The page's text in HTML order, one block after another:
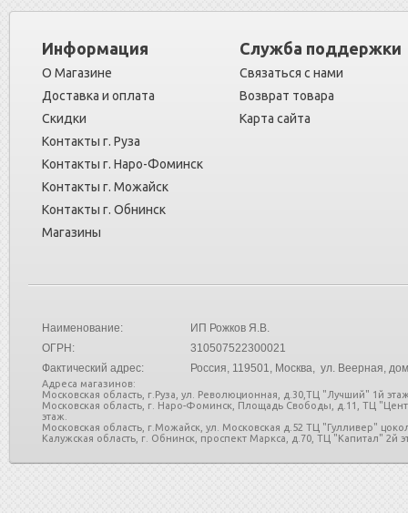
Информация
О Магазине
Доставка и оплата
Скидки
Контакты г. Руза
Контакты г. Наро-Фоминск
Контакты г. Можайск
Контакты г. Обнинск
Магазины
Служба поддержки
Связаться с нами
Возврат товара
Карта сайта
Наименование:
ИП Рожков Я.В.
ОГРН:
310507522300021
Фактический адрес:
Россия, 119501, Москва, ул. Веерная,
Адреса магазинов:
Московская область, г.Руза, ул. Революционная, д.30,ТЦ "Лучший" 1й
Московская область, г. Наро-Фоминск, Площадь Свободы, д.11, ТЦ
этаж.
Московская область, г.Можайск, ул. Московская д.52 ТЦ "Гулливер"
Калужская область, г. Обнинск, проспект Маркса, д.70, ТЦ "Капитал" 2й